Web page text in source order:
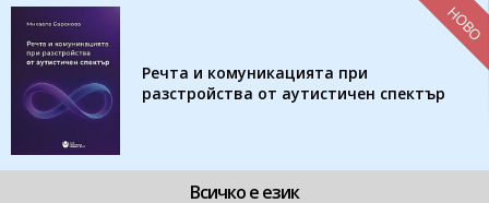
Речта и комуникацията при
разстройства от аутистичен спектър
НОВО
Всичко е език